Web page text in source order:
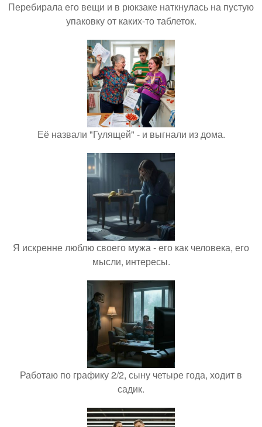
Перебирала его вещи и в рюкзаке наткнулась на пустую
упаковку от каких-то таблеток.
Её назвали "Гулящей" - и выгнали из дома.
Я искренне люблю своего мужа - его как человека, его
мысли, интересы.
Работаю по графику 2/2, сыну четыре года, ходит в
садик.